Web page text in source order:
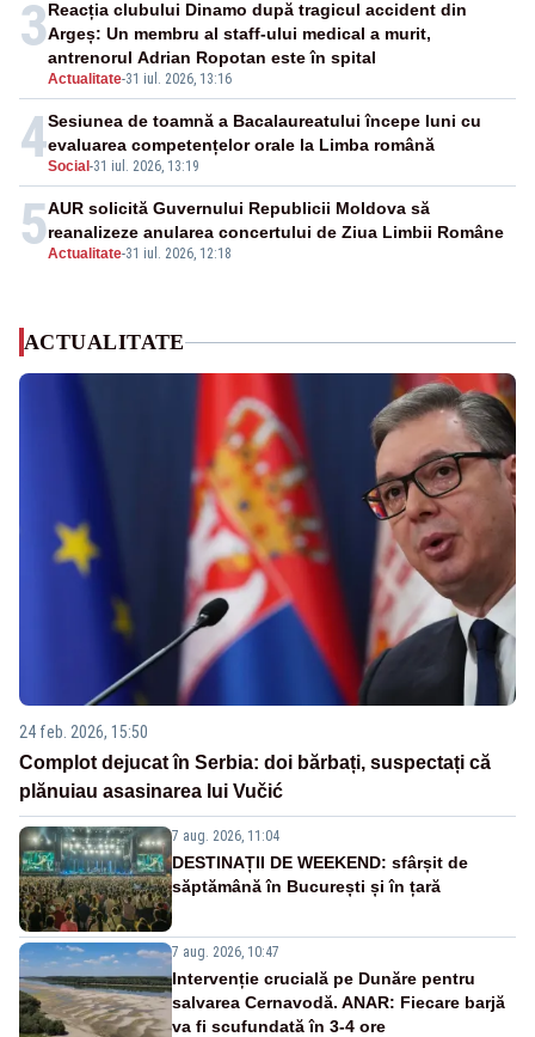
3
Actualitate-31 iul. 2026, 13:16
Reacția clubului Dinamo după tragicul accident din
Argeș: Un membru al staff-ului medical a murit,
antrenorul Adrian Ropotan este în spital
4Social -31 iul. 2026, 13:19
Sesiunea de toamnă a Bacalaureatului începe luni cu
evaluarea competențelor orale la Limba română
5Actualitate-31 iul. 2026, 12:18
AUR solicită Guvernului Republicii Moldova să
reanalizeze anularea concertului de Ziua Limbii Române
ACTUALITATE
24 feb. 2026, 15:50
Complot dejucat în Serbia: doi bărbați, suspectați că
plănuiau asasinarea lui Vučić
7 aug. 2026, 11:04
DESTINAȚII DE WEEKEND: sfârșit de
săptămână în București și în țară
7 aug. 2026, 10:47
Intervenție crucială pe Dunăre pentru
salvarea Cernavodă. ANAR: Fiecare barjă
va fi scufundată în 3-4 ore